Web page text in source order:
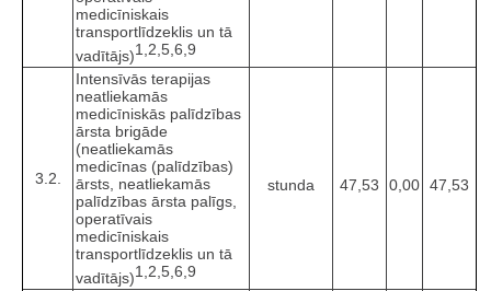
medicīniskais
transportlīdzeklis un tā
vadītājs)1,2,5,6,9
3.2.
Intensīvās terapijas
neatliekamās
medicīniskās palīdzības
ārsta brigāde
(neatliekamās
medicīnas (palīdzības)
ārsts, neatliekamās
palīdzības ārsta palīgs,
operatīvais
medicīniskais
transportlīdzeklis un tā
vadītājs)1,2,5,6,9
stunda 47,53 0,00 47,53